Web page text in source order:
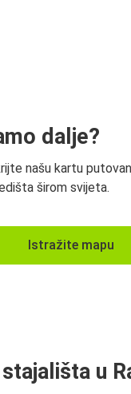
dalje?
našu kartu
širom svijeta.
Istražite mapu
u